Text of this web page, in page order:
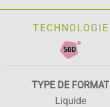
TECHNOLOGIE
TYPE DE FORMAT
Liquide